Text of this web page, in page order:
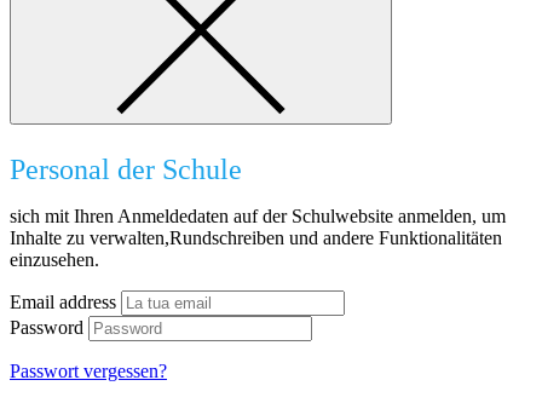
Personal der Schule
sich mit Ihren Anmeldedaten auf der Schulwebsite anmelden, um
Inhalte zu verwalten,Rundschreiben und andere Funktionalitäten
einzusehen.
Email address
Password
Passwort vergessen?